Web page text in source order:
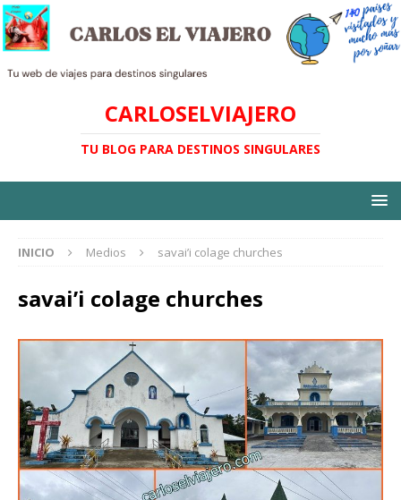
CARLOSELVIAJERO
TU BLOG PARA DESTINOS SINGULARES
INICIO Medios savai’i colage churches
savai’i colage churches